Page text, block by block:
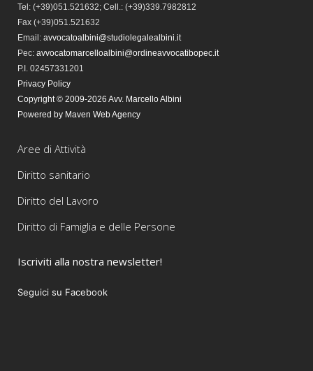
Tel: (+39)051.521632; Cell.: (+39)339.7982812
Fax (+39)051.521632
Email: avvocatoalbini@studiolegalealbini.it
Pec: avvocatomarcelloalbini@ordineavvocatibopec.it
P.I. 02457331201
Privacy Policy
Copyright © 2009-2026 Avv. Marcello Albini
Powered by Maven Web Agency
Aree di Attività
Diritto sanitario
Diritto del Lavoro
Diritto di Famiglia e delle Persone
Iscriviti alla nostra newsletter!
Seguici su Facebook